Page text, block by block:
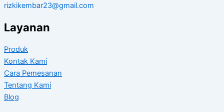
rizkikembar23@gmail.com
Layanan
Produk
Kontak Kami
Cara Pemesanan
Tentang Kami
Blog